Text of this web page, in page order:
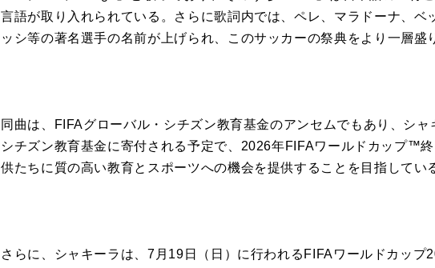
言語が取り入れられている。さらに歌詞内では、ペレ、マラドーナ、ベ
ッシ等の著名選手の名前が上げられ、このサッカーの祭典をより一層盛
同曲は、FIFAグローバル・シチズン教育基金のアンセムでもあり、シ
シチズン教育基金に寄付される予定で、2026年FIFAワールドカップ™
供たちに質の高い教育とスポーツへの機会を提供することを目指してい
さらに、シャキーラは、7月19日（日）に行われるFIFAワールドカッ